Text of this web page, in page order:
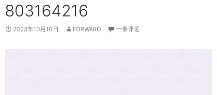
803164216
2023年10月10日 FORWARD 一条评论